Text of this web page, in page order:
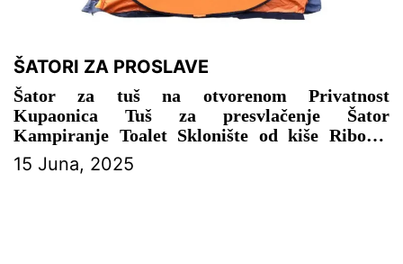
ŠATORI ZA PROSLAVE
Šator za tuš na otvorenom Privatnost
Kupaonica Tuš za presvlačenje Šator
Kampiranje Toalet Sklonište od kiše Ribolov
Kampiranje Planinarenje Plaža – ŠATOR ZA
PROSLAVE
15 Juna, 2025